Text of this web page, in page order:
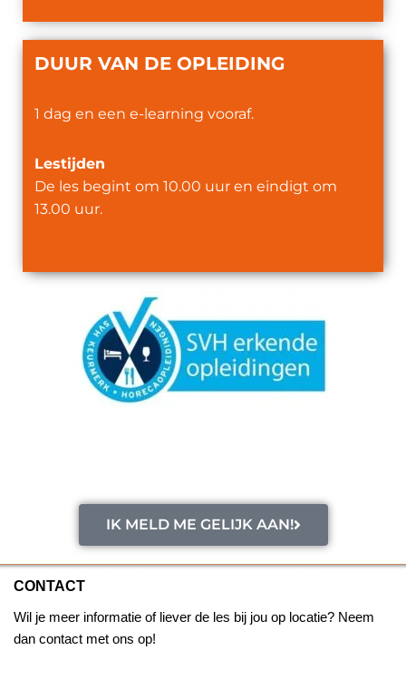
DUUR VAN DE OPLEIDING
1 dag en een e-learning vooraf.
Lestijden
De les begint om 10.00 uur en eindigt om
13.00 uur.
IK MELD ME GELIJK AAN!
CONTACT
Wil je meer informatie of liever de les bij jou op locatie? Neem
dan contact met ons op!